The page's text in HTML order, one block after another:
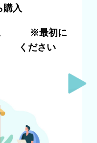
購入
※最初に
ださい